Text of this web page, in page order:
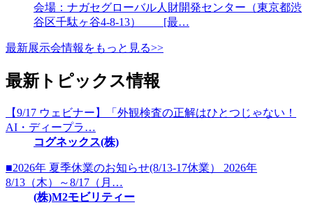
会場：ナガセグローバル人財開発センター（東京都渋
谷区千駄ヶ谷4-8-13） [最…
最新展示会情報をもっと見る>>
最新トピックス情報
【9/17 ウェビナー】「外観検査の正解はひとつじゃない！
AI・ディープラ…
コグネックス(株)
■2026年 夏季休業のお知らせ(8/13-17休業） 2026年
8/13（木）～8/17（月…
(株)M2モビリティー